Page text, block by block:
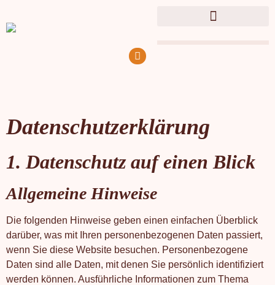
Datenschutz­erklärung
1. Datenschutz auf einen Blick
Allgemeine Hinweise
Die folgenden Hinweise geben einen einfachen Überblick
darüber, was mit Ihren personenbezogenen Daten passiert,
wenn Sie diese Website besuchen. Personenbezogene
Daten sind alle Daten, mit denen Sie persönlich identifiziert
werden können. Ausführliche Informationen zum Thema